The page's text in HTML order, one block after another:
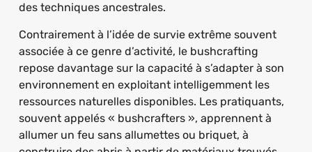
des techniques ancestrales.
Contrairement à l’idée de survie extrême souvent
associée à ce genre d’activité, le bushcrafting
repose davantage sur la capacité à s’adapter à son
environnement en exploitant intelligemment les
ressources naturelles disponibles. Les pratiquants,
souvent appelés « bushcrafters », apprennent à
allumer un feu sans allumettes ou briquet, à